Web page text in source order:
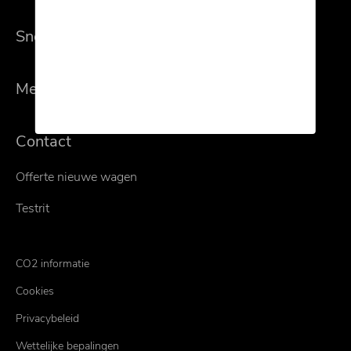
Snel naar
Merken
Contact
Offerte nieuwe wagen
Testrit
CO2 informatie
Cookies
Privacybeleid
Wettelijke bepalingen